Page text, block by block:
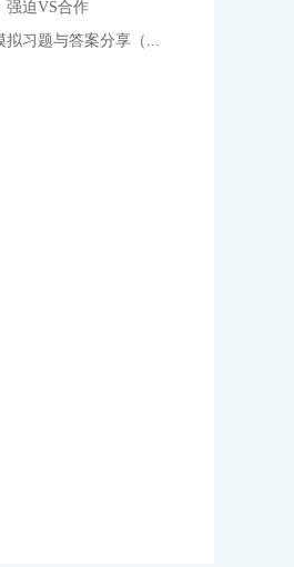
强迫VS合作
拟习题与答案分享（...